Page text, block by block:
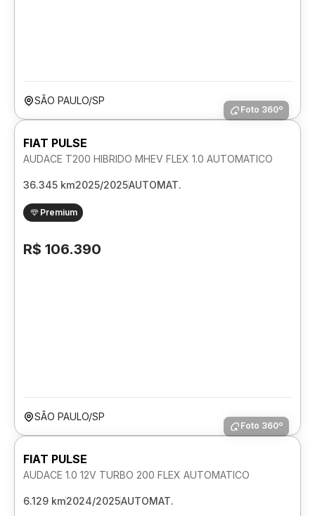
SÃO PAULO/SP
Foto 360º
FIAT PULSE
AUDACE T200 HIBRIDO MHEV FLEX 1.0 AUTOMATICO
36.345 km2025/2025AUTOMAT.
Premium
R$ 106.390
SÃO PAULO/SP
Foto 360º
FIAT PULSE
AUDACE 1.0 12V TURBO 200 FLEX AUTOMATICO
6.129 km2024/2025AUTOMAT.